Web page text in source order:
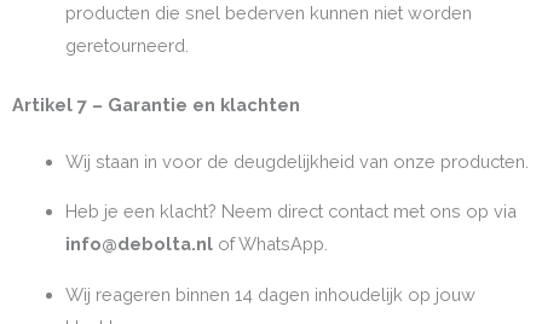
producten die snel bederven kunnen niet worden
geretourneerd.
Artikel 7 – Garantie en klachten
Wij staan in voor de deugdelijkheid van onze producten.
Heb je een klacht? Neem direct contact met ons op via
info@debolta.nlof WhatsApp.
Wij reageren binnen 14 dagen inhoudelijk op jouw